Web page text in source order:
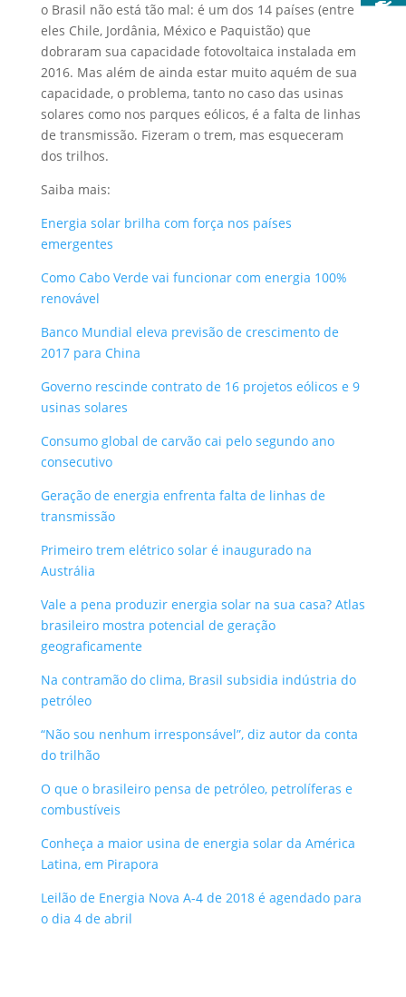
o Brasil não está tão mal: é um dos 14 países (entre
eles Chile, Jordânia, México e Paquistão) que
dobraram sua capacidade fotovoltaica instalada em
2016. Mas além de ainda estar muito aquém de sua
capacidade, o problema, tanto no caso das usinas
solares como nos parques eólicos, é a falta de linhas
de transmissão. Fizeram o trem, mas esqueceram
dos trilhos.
Saiba mais:
Energia solar brilha com força nos países
emergentes
Como Cabo Verde vai funcionar com energia 100%
renovável
Banco Mundial eleva previsão de crescimento de
2017 para China
Governo rescinde contrato de 16 projetos eólicos e 9
usinas solares
Consumo global de carvão cai pelo segundo ano
consecutivo
Geração de energia enfrenta falta de linhas de
transmissão
Primeiro trem elétrico solar é inaugurado na
Austrália
Vale a pena produzir energia solar na sua casa? Atlas
brasileiro mostra potencial de geração
geograficamente
Na contramão do clima, Brasil subsidia indústria do
petróleo
“Não sou nenhum irresponsável”, diz autor da conta
do trilhão
O que o brasileiro pensa de petróleo, petrolíferas e
combustíveis
Conheça a maior usina de energia solar da América
Latina, em Pirapora
Leilão de Energia Nova A-4 de 2018 é agendado para
o dia 4 de abril